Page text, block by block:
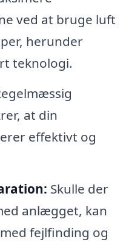
ved at bruge luft
herunder
teknologi.
at din
effektivt og
Skulle der
anlægget, kan
fejlfinding og